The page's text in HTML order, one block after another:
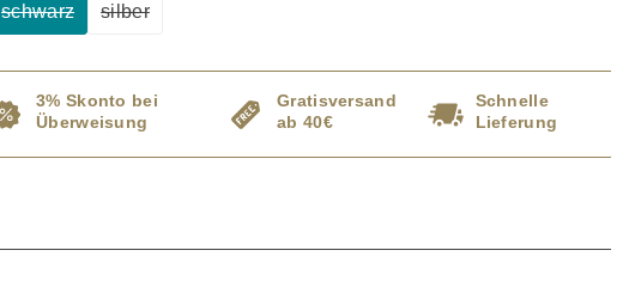
schwarz silber
3% Skonto bei
Überweisung
Gratisversand
ab 40€
Schnelle
Lieferung